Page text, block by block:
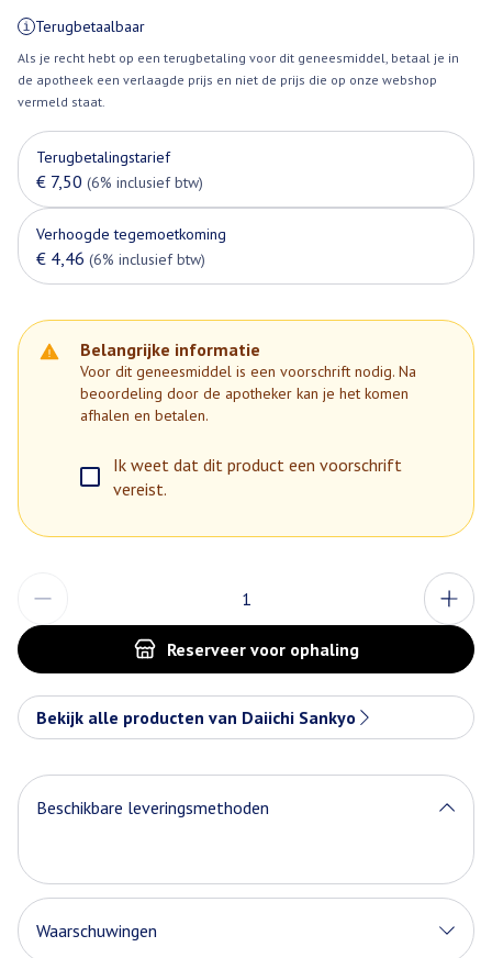
Terugbetaalbaar
Als je recht hebt op een terugbetaling voor dit geneesmiddel, betaal je in
de apotheek een verlaagde prijs en niet de prijs die op onze webshop
vermeld staat.
Terugbetalingstarief
€ 7,50 (6% inclusief btw)
Verhoogde tegemoetkoming
€ 4,46 (6% inclusief btw)
Belangrijke informatie
Voor dit geneesmiddel is een voorschrift nodig. Na
beoordeling door de apotheker kan je het komen
afhalen en betalen.
Ik weet dat dit product een voorschrift
vereist.
Reserveervoor ophaling
Bekijk alle producten van Daiichi Sankyo
Beschikbare leveringsmethoden
Waarschuwingen